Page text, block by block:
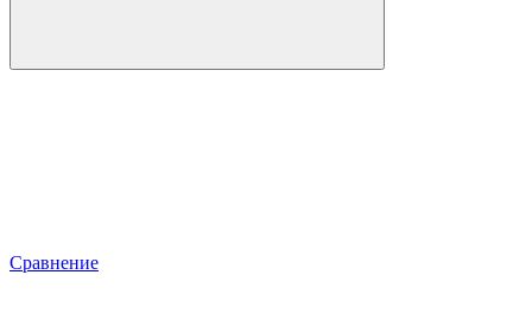
Сравнение